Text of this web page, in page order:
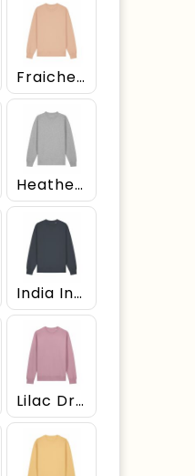
Fraiche Peche
Heather Grey
India Ink Grey
Lilac Dream